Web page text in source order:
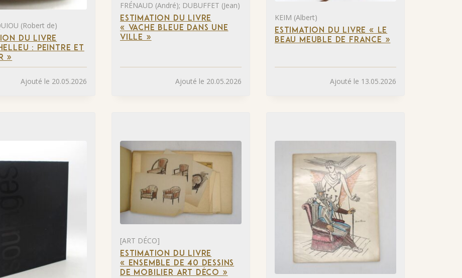
(Robert de)
DU LIVRE
: PEINTRE ET
»
Ajouté le 20.05.2026
FRÉNAUD (André); DUBUFFET (Jean)
ESTIMATION DU LIVRE
« VACHE BLEUE DANS UNE
VILLE »
Ajouté le 20.05.2026
KEIM (Albert)
ESTIMATION DU LIVRE « LE
BEAU MEUBLE DE FRANCE »
Ajouté le 13.05.2026
[ART DÉCO]
ESTIMATION DU LIVRE
« ENSEMBLE DE 40 DESSINS
DE MOBILIER ART DÉCO »